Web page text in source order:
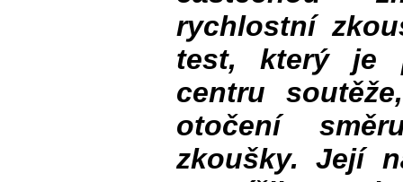
rychlostní
test, který je
centru
otočení
zkoušky. Její